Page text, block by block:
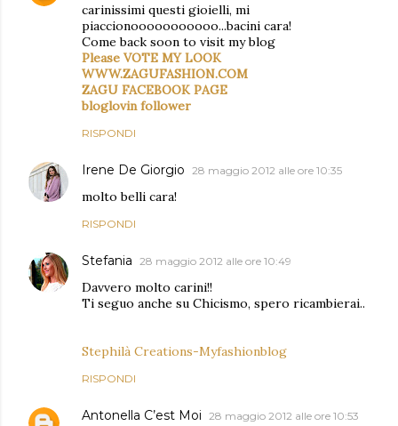
carinissimi questi gioielli, mi
piaccionooooooooooo...bacini cara!
Come back soon to visit my blog
Please VOTE MY LOOK
WWW.ZAGUFASHION.COM
ZAGU FACEBOOK PAGE
bloglovin follower
RISPONDI
Irene De Giorgio 28 maggio 2012 alle ore 10:35
molto belli cara!
RISPONDI
Stefania 28 maggio 2012 alle ore 10:49
Davvero molto carini!!
Ti seguo anche su Chicismo, spero ricambierai..
Stephilà Creations-Myfashionblog
RISPONDI
Antonella C’est Moi 28 maggio 2012 alle ore 10:53